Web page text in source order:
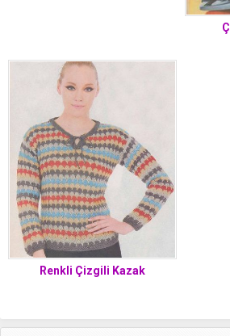
Renkli Çizgili Kazak